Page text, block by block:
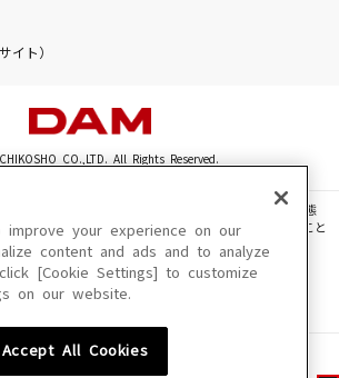
イト）
CO.,LTD. All Rights Reserved.
一切の文章・画像・写真・動画・音声等を、手段や形態
範囲を超えて無断で複製、転載、ファイル化などすること
によりご利用いただけない場合があります。
、配信内容が変更になる場合があります。
your experience on our
content and ads and to analyze
[Cookie Settings] to customize
on our website.
Accept All Cookies